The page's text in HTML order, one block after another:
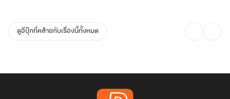
ดูอีบุ๊กที่คล้ายกับเรื่องนี้ทั้งหมด